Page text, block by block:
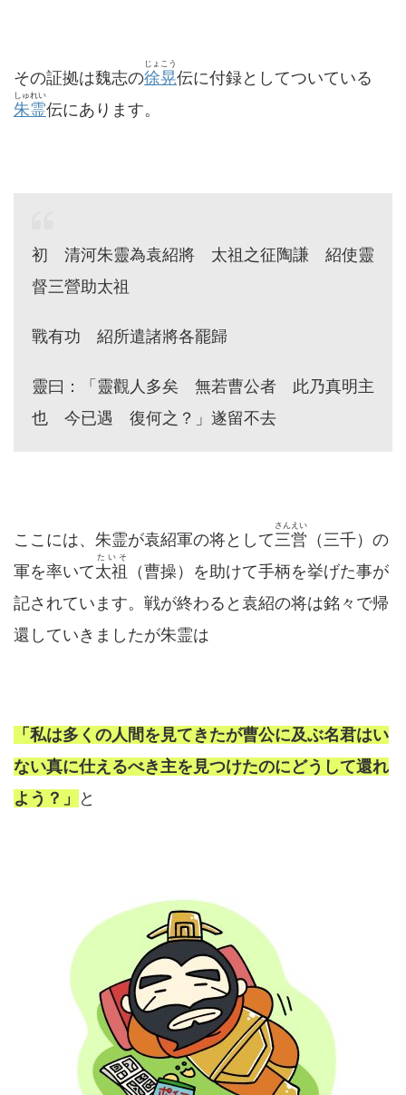
その証拠は魏志の徐晃
じょこう
伝に付録としてついている
朱霊
しゅれい
伝にあります。
初 清河朱靈為袁紹將 太祖之征陶謙 紹使靈
督三營助太祖
戰有功 紹所遣諸將各罷歸
靈曰：「靈觀人多矣 無若曹公者 此乃真明主
也 今已遇 復何之？」遂留不去
ここには、朱霊が袁紹軍の将として三営
さんえい
（三千）の
軍を率いて太祖
たいそ
（曹操）を助けて手柄を挙げた事が
記されています。戦が終わると袁紹の将は銘々で帰
還していきましたが朱霊は
「私は多くの人間を見てきたが曹公に及ぶ名君はい
ない真に仕えるべき主を見つけたのにどうして還れ
よう？」
と